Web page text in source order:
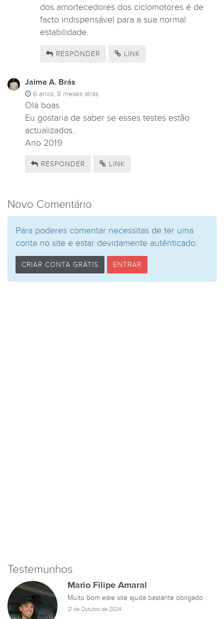
dos amortecedores dos ciclomotores é de
facto indispensável para a sua normal
estabilidade.
RESPONDER LINK
Jaime A. Brás
6 anos, 8 meses atrás
Olá boas
Eu gostaria de saber se esses testes estão
actualizados..
Ano 2019
RESPONDER LINK
Novo Comentário
Para poderes comentar necessitas de ter uma
conta no site e estar devidamente autênticado.
CRIAR CONTA GRÁTIS ENTRAR
Testemunhos
Mario Filipe Amaral
Muito bom este site ajuda bastante obrigado
21 de Outubro de 2024